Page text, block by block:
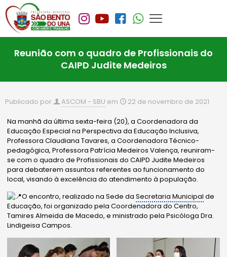
Reunião com o quadro de Profissionais do
CAIPD Judite Medeiros
Publicado por ASCOM - SBU em 22 de novembro de 2021
Na manhã da última sexta-feira (20), a Coordenadora da
Educação Especial na Perspectiva da Educação Inclusiva,
Professora Claudiana Tavares, a Coordenadora Técnico-
pedagógica, Professora Patrícia Medeiros Valença, reuniram-
se com o quadro de Profissionais do CAIPD Judite Medeiros
para debaterem assuntos referentes ao funcionamento do
local, visando à excelência do atendimento à população.
O encontro, realizado na Sede daSecretaria Municipal de
Educação, foi organizado pela Coordenadora do Centro,
Tamires Almeida de Macedo, e ministrado pela Psicóloga Dra.
Lindigeisa Campos.